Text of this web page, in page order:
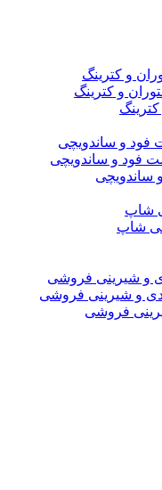
و کترینگ
و کترینگ
فود و ساندویچی
فود و ساندویچی
ساندویچی
شاپ
شاپ‌
و شیرینی فروشی
و شیرینی فروشی
فروشی